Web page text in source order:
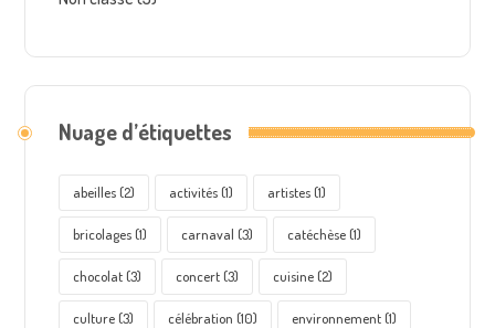
Nuage d’étiquettes
abeilles(2) activités(1) artistes(1)
bricolages(1) carnaval (3) catéchèse(1)
chocolat(3) concert(3) cuisine(2)
culture(3) célébration (10) environnement(1)